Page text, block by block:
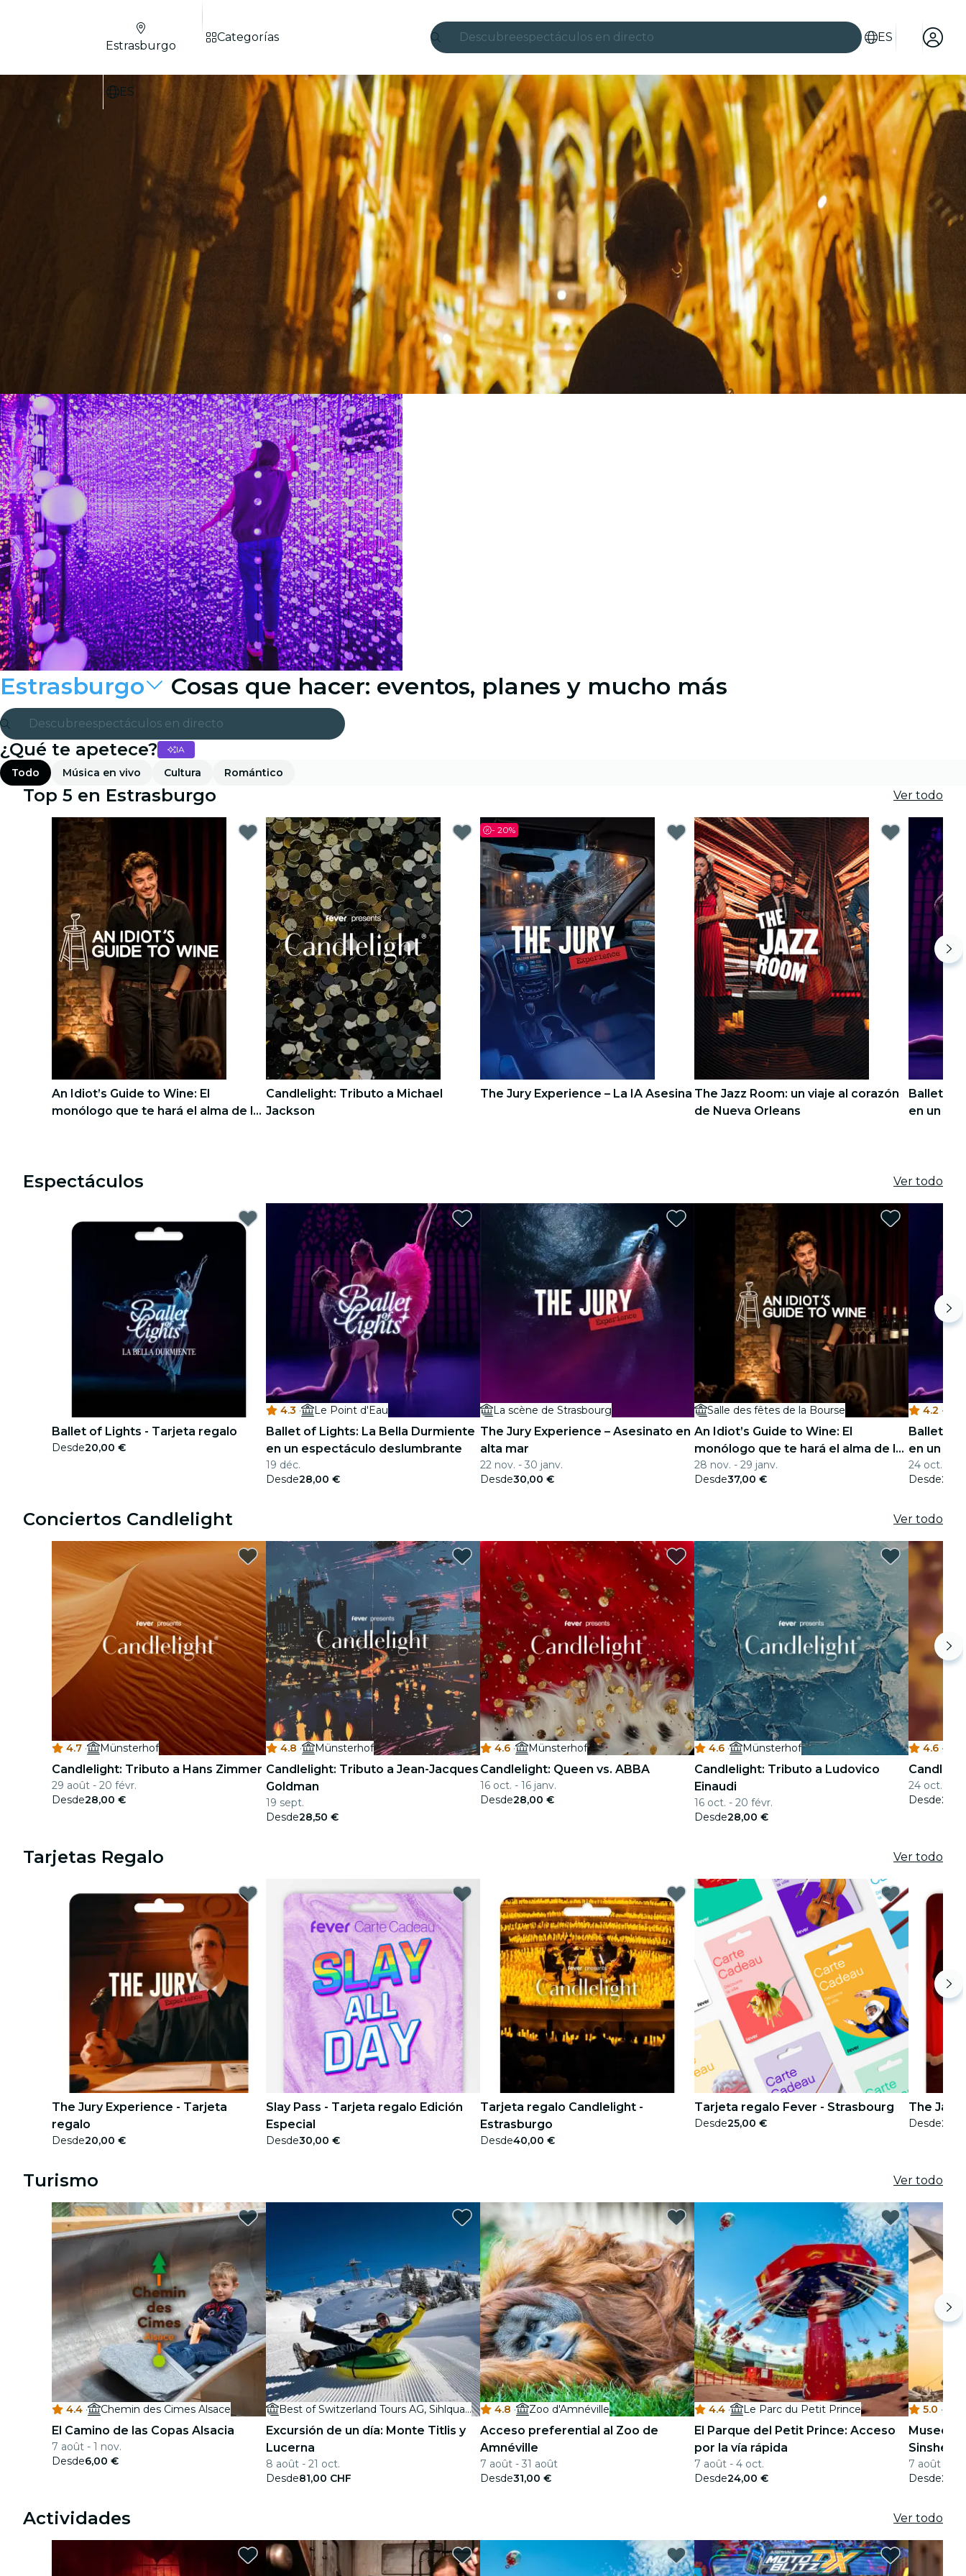
Descubreespectáculos en directo
candlelight
Londres
experiencias y ciudades
São Paulo
exposiciones
Seúl
recorridos por la ciudad
conciertos
restaurantes
cine
ES
Estrasburgo
ES
Categorías
Estrasburgo Cosas que hacer: eventos, planes y mucho más
Descubreespectáculos en directo
Madrid
candlelight
Londres
experiencias y ciudades
São Paulo
exposiciones
Seúl
recorridos por la ciudad
conciertos
restaurantes
¿Qué te apetece? IA
Todo Música en vivo Cultura Romántico
Top 5 en Estrasburgo Ver todo
An Idiot’s Guide to Wine: El
monólogo que te hará el alma de la
Candlelight: Tributo a Michael
Jackson
- 20%
The Jury Experience – La IA Asesina The Jazz Room: un viaje al corazón
de Nueva Orleans
Ballet of
en un
Espectáculos Ver todo
Ballet of Lights - Tarjeta regalo
Desde20,00 €
4.3 · Le Point d'Eau
Ballet of Lights: La Bella Durmiente
en un espectáculo deslumbrante
19 déc.
Desde28,00 €
La scène de Strasbourg
The Jury Experience – Asesinato en
alta mar
22 nov. - 30 janv.
Desde30,00 €
Salle des fêtes de la Bourse
An Idiot’s Guide to Wine: El
monólogo que te hará el alma de la
fiesta
28 nov. - 29 janv.
Desde37,00 €
4.2 ·
Ballet of
en un
24 oct. - 16
Desde
Conciertos Candlelight Ver todo
4.7 · Münsterhof
Candlelight: Tributo a Hans Zimmer
29 août - 20 févr.
Desde28,00 €
4.8 · Münsterhof
Candlelight: Tributo a Jean-Jacques
Goldman
19 sept.
Desde28,50 €
4.6 · Münsterhof
Candlelight: Queen vs. ABBA
16 oct. - 16 janv.
Desde28,00 €
4.6 · Münsterhof
Candlelight: Tributo a Ludovico
Einaudi
16 oct. - 20 févr.
Desde28,00 €
4.6 ·
24 oct. - 9
Desde
Tarjetas Regalo Ver todo
The Jury Experience - Tarjeta
regalo
Desde20,00 €
Slay Pass - Tarjeta regalo Edición
Especial
Desde30,00 €
Tarjeta regalo Candlelight -
Estrasburgo
Desde40,00 €
Tarjeta regalo Fever - Strasbourg
Desde25,00 €
The
Desde
Turismo Ver todo
4.4 · Chemin des Cimes Alsace
El Camino de las Copas Alsacia
7 août - 1 nov.
Desde6,00 €
Best of Switzerland Tours AG, Sihlquai Coach Parking
Excursión de un día: Monte Titlis y
Lucerna
8 août - 21 oct.
Desde81,00 CHF
4.8 · Zoo d'Amnéville
Acceso preferential al Zoo de
Amnéville
7 août - 31 août
Desde31,00 €
4.4 · Le Parc du Petit Prince
El Parque del Petit Prince: Acceso
por la vía rápida
7 août - 4 oct.
Desde24,00 €
5.0 ·
Museo
7 août - 30
Desde
Actividades Ver todo